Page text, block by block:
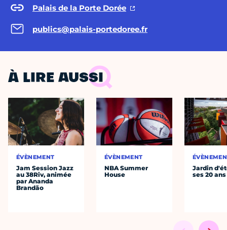
Palais de la Porte Dorée
publics@palais-portedoree.fr
À LIRE AUSSI
ÉVÈNEMENT
Jam Session Jazz
au 38Riv, animée
par Ananda
Brandão
ÉVÈNEMENT
NBA Summer
House
Jardin
ses 20 ans